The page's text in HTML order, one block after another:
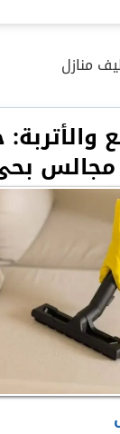
منازل
بحى